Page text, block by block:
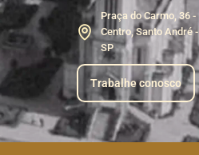
Praça do Carmo, 36 -
Centro, Santo André -
SP
Trabalhe conosco